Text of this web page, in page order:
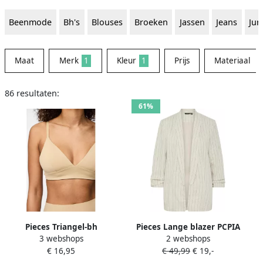
Beenmode Bh's Blouses Broeken Jassen Jeans
Maat Merk 1 Kleur 1 Prijs Materiaal
86 resultaten:
Pieces Triangel-bh
PCNAMEE TRIANGLE BRA
NOOS
3 webshops
€ 16,95
61%
Pieces Lange blazer PCPIA
BOSELLA BLAZER WVN
NOOS
2 webshops
€ 49,99 € 19,-